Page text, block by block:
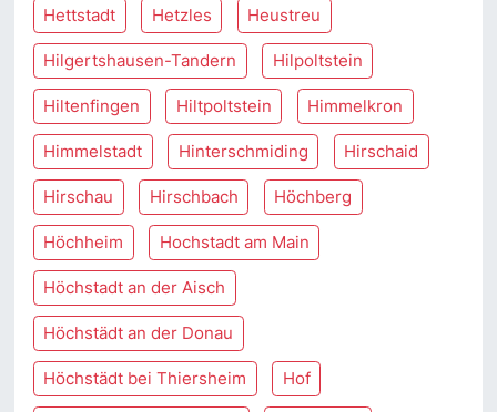
Hettstadt Hetzles Heustreu
Hilgertshausen-Tandern Hilpoltstein
Hiltenfingen Hiltpoltstein Himmelkron
Himmelstadt Hinterschmiding Hirschaid
Hirschau Hirschbach Höchberg
Höchheim Hochstadt am Main
Höchstadt an der Aisch
Höchstädt an der Donau
Höchstädt bei Thiersheim Hof